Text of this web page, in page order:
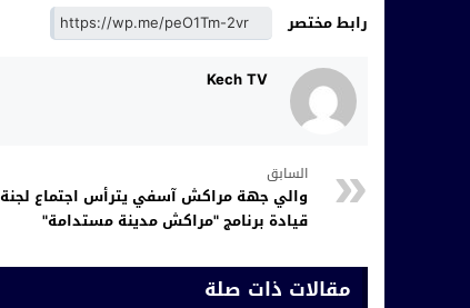
رابط مختصر
Kech TV
السابق
والي جهة مراكش آسفي يترأس اجتماع لجنة
قيادة برنامج "مراكش مدينة مستدامة"
مقالات ذات صلة